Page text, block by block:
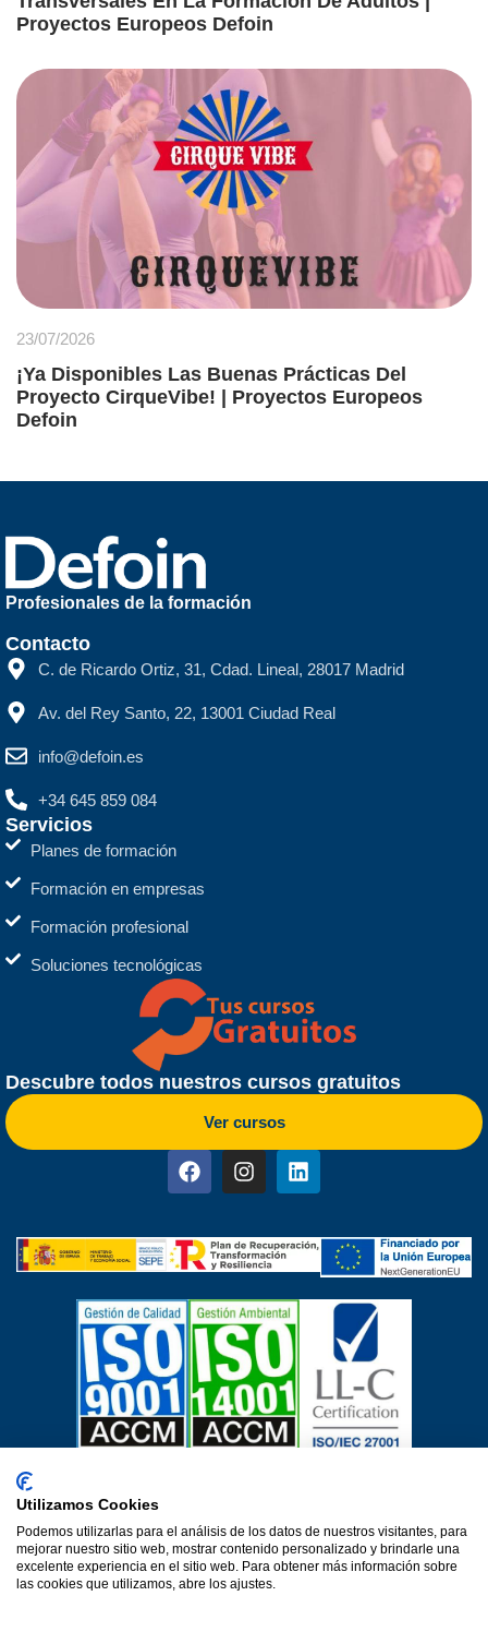
Proyectos Europeos Defoin
23/07/2026
¡Ya Disponibles Las Buenas Prácticas Del
Proyecto CirqueVibe! | Proyectos Europeos
Defoin
Profesionales de la formación
Contacto
C. de Ricardo Ortiz, 31, Cdad. Lineal, 28017 Madrid
Av. del Rey Santo, 22, 13001 Ciudad Real
info@defoin.es
+34 645 859 084
Servicios
Planes de formación
Formación en empresas
Formación profesional
Soluciones tecnológicas
Descubre todos nuestros cursos gratuitos
Ver cursos
Aviso LegalPolítica de privacidad
Política de calidadProtección de datos
Declaración de accesibilidad
Utilizamos Cookies
Podemos utilizarlas para el análisis de los datos de nuestros visitantes, para
mejorar nuestro sitio web, mostrar contenido personalizado y brindarle una
excelente experiencia en el sitio web. Para obtener más información sobre
las cookies que utilizamos, abre los ajustes.